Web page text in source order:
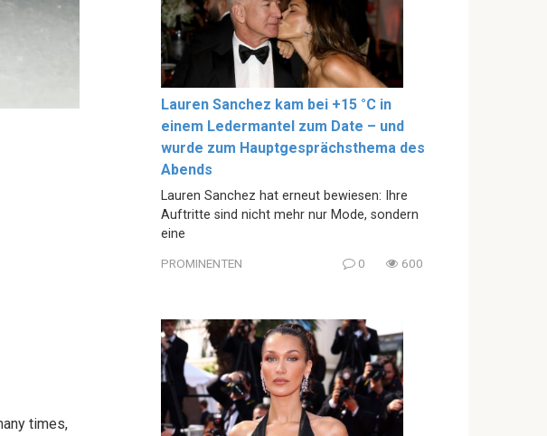
times,
Lauren Sanchez kam bei +15 °C in
einem Ledermantel zum Date – und
wurde zum Hauptgesprächsthema des
Abends
Lauren Sanchez hat erneut bewiesen: Ihre
Auftritte sind nicht mehr nur Mode, sondern
eine
PROMINENTEN 0 600